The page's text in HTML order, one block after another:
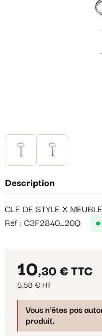
Description
CLE DE STYLE X
Réf : C3F2840_20Q
10,30 € TTC
8,58 € HT
Vous n'êtes pas
produit.